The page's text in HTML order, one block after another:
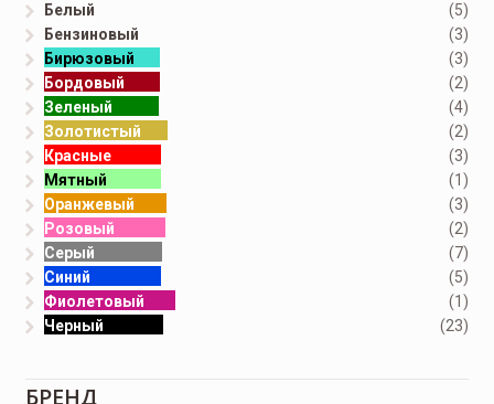
Белый
(5)
Бензиновый
(3)
Бирюзовый
(3)
Бордовый
(2)
Зеленый
(4)
Золотистый
(2)
Красные
(3)
Мятный
(1)
Оранжевый
(3)
Розовый
(2)
Серый
(7)
Синий
(5)
Фиолетовый
(1)
Черный
(23)
БРЕНД